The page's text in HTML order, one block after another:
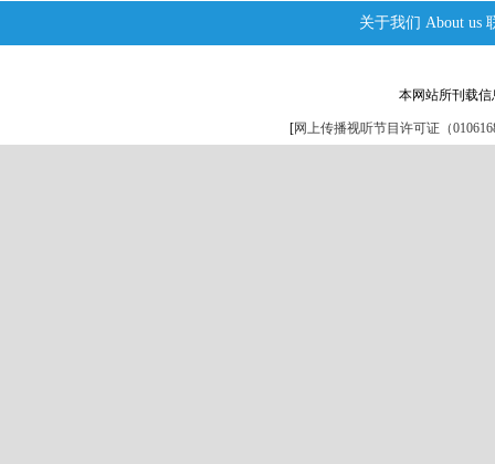
关于我们 About us
本网站所刊载
[网上传播视听节目许可证（